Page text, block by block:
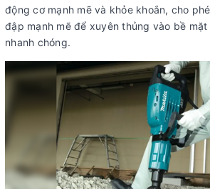
động cơ mạnh mẽ và khỏe khoắn, cho
đập mạnh mẽ để xuyên thủng vào bề
nhanh chóng.